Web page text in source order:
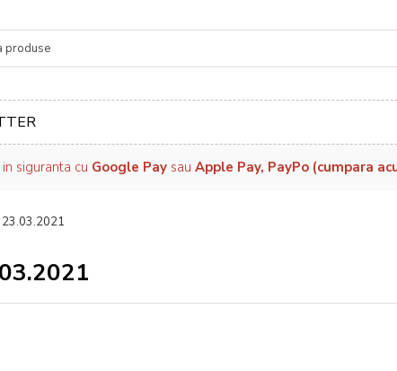
siguranta cu Google Paysau Apple Pay, PayPo (cumpara